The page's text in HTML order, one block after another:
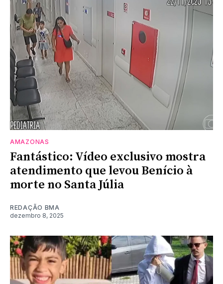
AMAZONAS
Fantástico: Vídeo exclusivo mostra
atendimento que levou Benício à
morte no Santa Júlia
REDAÇÃO BMA
dezembro 8, 2025